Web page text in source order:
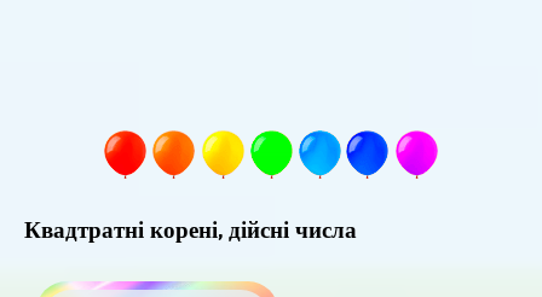
Квадтратні корені, дійсні числа